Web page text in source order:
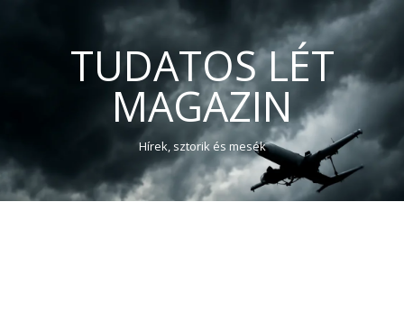
TUDATOS LÉT
MAGAZIN
Hírek, sztorik és mesék